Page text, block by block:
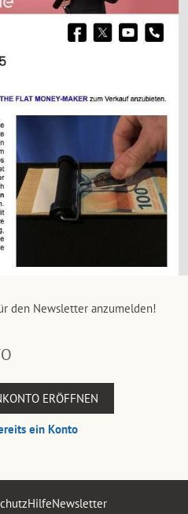
den Newsletter anzumelden!
ERÖFFNEN
ein Konto
HilfeNewsletter